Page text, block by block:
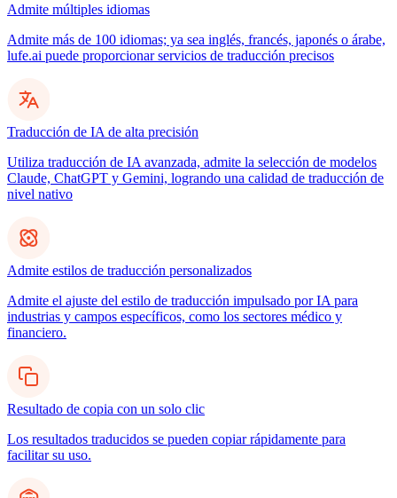
Admite múltiples idiomas
Admite más de 100 idiomas; ya sea inglés, francés, japonés o árabe,
lufe.ai puede proporcionar servicios de traducción precisos
Traducción de IA de alta precisión
Utiliza traducción de IA avanzada, admite la selección de modelos
Claude, ChatGPT y Gemini, logrando una calidad de traducción de
nivel nativo
Admite estilos de traducción personalizados
Admite el ajuste del estilo de traducción impulsado por IA para
industrias y campos específicos, como los sectores médico y
financiero.
Resultado de copia con un solo clic
Los resultados traducidos se pueden copiar rápidamente para
facilitar su uso.